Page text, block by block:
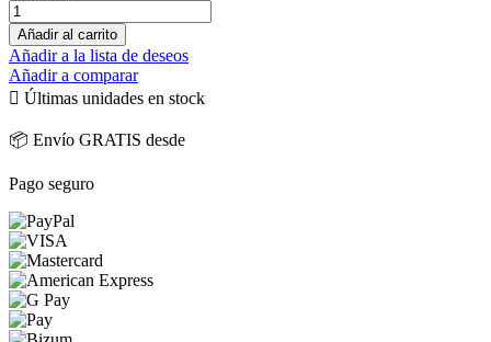
Añadir al carrito
Añadir a la lista de deseos
Añadir a comparar
 Últimas unidades en stock
📦 Envío GRATIS desde
Pago seguro